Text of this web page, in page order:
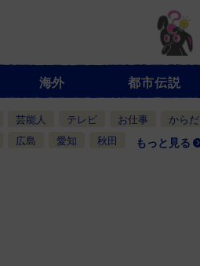
海外 都市伝説
芸能人 テレビ お仕事 からだ
広島 愛知 秋田 もっと見る